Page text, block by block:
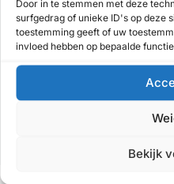
Door in te stemmen met deze
surfgedrag of unieke ID's op deze
toestemming geeft of uw
invloed hebben op bepaalde
Bekijk
Voertuig informatie